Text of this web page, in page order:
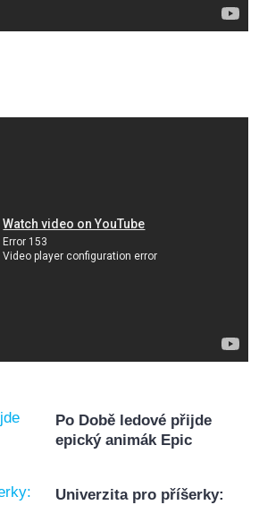
Po Době ledové přijde
epický animák Epic
Univerzita pro příšerky: